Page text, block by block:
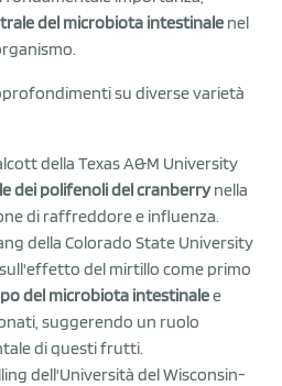
del microbiota intestinale nel
su diverse varietà
della Texas A&M University
dei polifenoli del cranberrynella
di raffreddore e influenza.
della Colorado State University
del mirtillo come primo
del microbiota intestinalee
suggerendo un ruolo
di questi frutti.
dell'Università del Wisconsin-